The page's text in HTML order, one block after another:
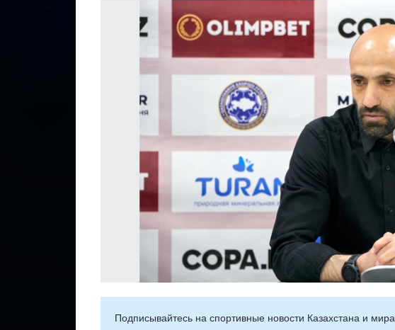
Подписывайтесь на cпортивные новости Казахстана и мира